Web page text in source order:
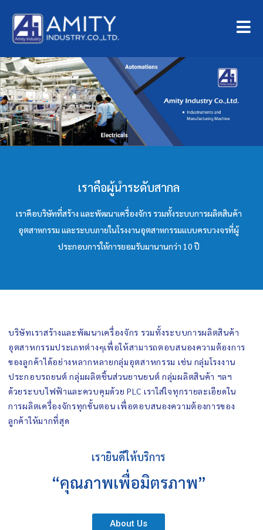
เราคือผู้นำระดับสากล
เราคือบริษัทที่สร้าง และพัฒนาเครื่องจักร รวมทั้งระบบการผลิตสินค้า
อุตสาหกรรม และระบบภายในโรงงานอุตสาหกรรมแบบครบวงจรที่ผู้
ประกอบการให้การยอมรับมานานกว่า 10 ปี
บริษัทเราสร้างและพัฒนาเครื่องจักร รวมทั้งระบบการผลิตสินค้า
อุตสาหกรรมประเภทต่างๆเพื่อให้สามารถตอบสนองความต้องการ
ของลูกค้าได้อย่างหลากหลายกลุ่มอุตสาหกรรม เช่น กลุ่มโรงงาน
ประกอบรถยนต์ กลุ่มผลิตชิ้นส่วนยานยนต์ กลุ่มผลิตสินค้า ฯลฯ
ด้วยระบบไฟฟ้าและควบคุมด้วย PLC เราใส่ใจทุกรายละเอียดใน
การผลิตเครื่องจักรทุกขั้นตอน เพื่อตอบสนองความต้องการของ
ลูกค้าให้มากที่สุด
เรายินดีให้บริการ
“คุณภาพเพื่อมิตรภาพ”
About Us